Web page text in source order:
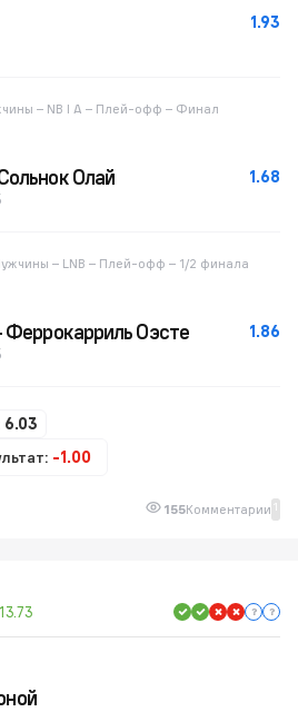
1.93
– NB I A – Плей-офф – Финал
1.68
Олай
– LNB – Плей-офф – 1/2 финала
1.86
Феррокарриль Оэсте
6.03
-1.00
155Комментарии 1
13.73